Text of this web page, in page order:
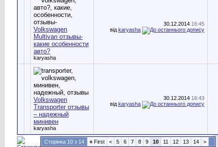
Volkswagen
Multivan отзывы-
какие особенности
авто?
karyasha
30.12.2014 16:45
від karyasha
Volkswagen
Transporter отзывы
– надежный
минивен
karyasha
30.12.2014 16:43
від karyasha
Сторінка 10 з 14 « First < 5 6 7 8 9 10 11 12 13 14 >